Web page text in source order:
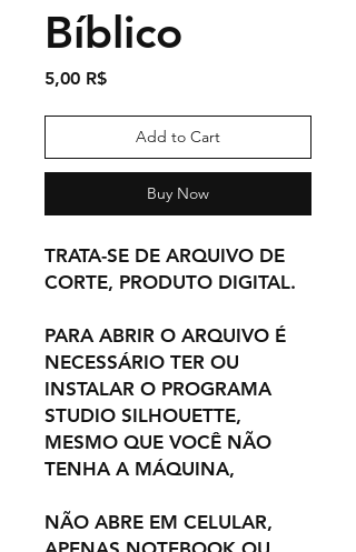
Bíblico
5,00 R$Price
Add to Cart
Buy Now
TRATA-SE DE ARQUIVO DE
CORTE, PRODUTO DIGITAL.
PARA ABRIR O ARQUIVO É
NECESSÁRIO TER OU
INSTALAR O PROGRAMA
STUDIO SILHOUETTE,
MESMO QUE VOCÊ NÃO
TENHA A MÁQUINA,
NÃO ABRE EM CELULAR,